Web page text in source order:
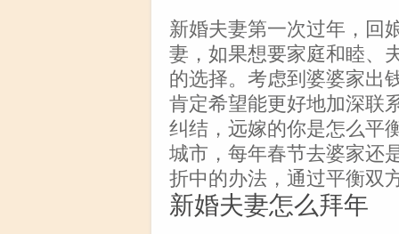
新婚夫妻第一次过年，回
妻，如果想要家庭和睦、
的选择。考虑到婆婆家出
肯定希望能更好地加深联
纠结，远嫁的你是怎么平
城市，每年春节去婆家还
折中的办法，通过平衡双
新婚夫妻怎么拜年